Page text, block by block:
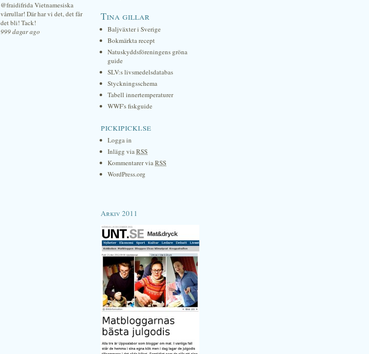
@fraidifrida Vietnamesiska
vårrullar! Där har vi det, det får
det bli! Tack!
999 dagar ago
Tina gillar
Baljväxter i Sverige
Bokmärkta recept
Natuskyddsföreningens gröna
guide
SLV:s livsmedelsdatabas
Styckningsschema
Tabell innertemperaturer
WWF's fiskguide
pickipicki.se
Logga in
Inlägg viaRSS
Kommentarer viaRSS
WordPress.org
Arkiv 2011